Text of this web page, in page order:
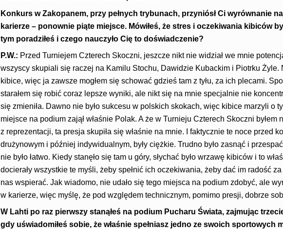
Konkurs w Zakopanem, przy pełnych trybunach, przyniósł Ci wyrównanie
karierze – ponownie piąte miejsce. Mówiłeś, że stres i oczekiwania kibiców
tym poradziłeś i czego nauczyło Cię to doświadczenie?​
P.W.: Przed Turniejem Czterech Skoczni, jeszcze nikt nie widział we mnie
wszyscy skupiali się raczej na Kamilu Stochu, Dawidzie Kubackim i Piotrku Żyle.
kibice, więc ja zawsze mogłem się schować gdzieś tam z tyłu, za ich plecami.
starałem się robić coraz lepsze wyniki, ale nikt się na mnie specjalnie nie
się zmieniła. Dawno nie było sukcesu w polskich skokach, więc kibice marzyli o
miejsce na podium zajął właśnie Polak. A że w Turnieju Czterech Skoczni
z reprezentacji, ta presja skupiła się właśnie na mnie. I faktycznie te noce przed
drużynowym i później indywidualnym, były ciężkie. Trudno było zasnąć i
nie było łatwo. Kiedy stanęło się tam u góry, słychać było wrzawę kibiców i to
docierały wszystkie te myśli, żeby spełnić ich oczekiwania, żeby dać im radość
nas wspierać. Jak wiadomo, nie udało się tego miejsca na podium zdobyć, ale
w karierze, więc myślę, że pod względem technicznym, pomimo presji, dobrze
W Lahti po raz pierwszy stanąłeś na podium Pucharu Świata, zajmując
gdy uświadomiłeś sobie, że właśnie spełniasz jedno ze swoich sportowych